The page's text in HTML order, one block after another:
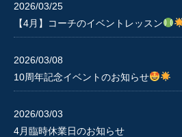
2026/03/25
【4月】コーチのイベントレッスン
2026/03/08
10周年記念イベントのお知らせ
2026/03/03
4月臨時休業日のお知らせ